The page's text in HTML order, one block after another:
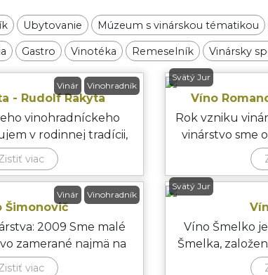
Ubytovanie Múzeum s vinárskou tématikou
Gastro Vinotéka Remeselník Vinársky
Vinár Vinohradník
- Rudolf Rakyta
vinohradníckeho
v rodinnej tradícii,
z vlastných vi
viac
Svätý Jur
Víno
Rok vzniku
vinárstvo sme
Vinár Vinohradník
Šimonovič
2009 Sme malé
zamerané najmä na
predikátnych biel
viac
Svätý Jur
Víno Šmelko
Šmelka,
Jure.